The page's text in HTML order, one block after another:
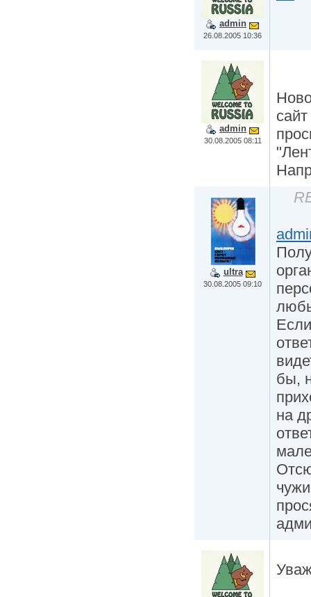
admin
26.08.2005 10:36
admin
30.08.2005 08:11
ultra
30.08.2005 09:10
бы,
на